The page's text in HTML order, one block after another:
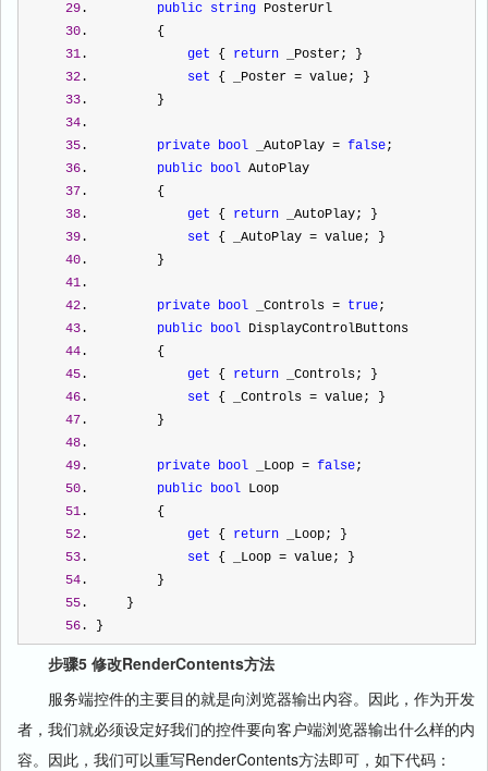
29. public string PosterUrl
30.         {
31. get { return _Poster; }
32. set { _Poster = value; }
33.         }
34.
35. private bool _AutoPlay = false;
36. public bool AutoPlay
37.         {
38. get { return _AutoPlay; }
39. set { _AutoPlay = value; }
40.         }
41.
42. private bool _Controls = true;
43. public bool DisplayControlButtons
44.         {
45. get { return _Controls; }
46. set { _Controls = value; }
47.         }
48.
49. private bool _Loop = false;
50. public bool Loop
51.         {
52. get { return _Loop; }
53. set { _Loop = value; }
54.         }
55.     }
56. }
步骤5 修改RenderContents方法
服务端控件的主要目的就是向浏览器输出内容。因此，作为开发
者，我们就必须设定好我们的控件要向客户端浏览器输出什么样的内
容。因此，我们可以重写RenderContents方法即可，如下代码：